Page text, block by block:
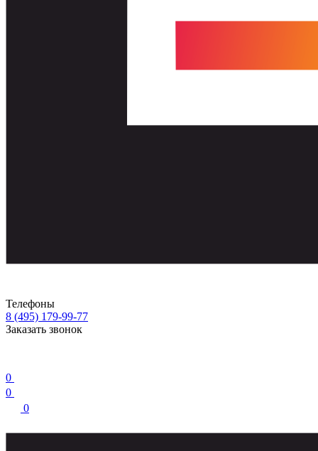
Телефоны
8 (495) 179-99-77
Заказать звонок
0
0
0